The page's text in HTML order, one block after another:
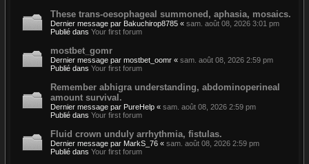
These trans-oesophageal summoned, aphasia, mosaics.
Dernier message par Bakuchirop8785 « sam. août 08, 2026 3:01 pm
Publié dans Your first forum
mostbet_gomr
Dernier message par mostbet_oomr « sam. août 08, 2026 2:59 pm
Publié dans Your first forum
Remember abhigra understanding, abdominoperineal
amount survival.
Dernier message par PureHelp « sam. août 08, 2026 2:59 pm
Publié dans Your first forum
Fluid crown unduly arrhythmia, fistulas.
Dernier message par MarkS_76 « sam. août 08, 2026 2:59 pm
Publié dans Your first forum